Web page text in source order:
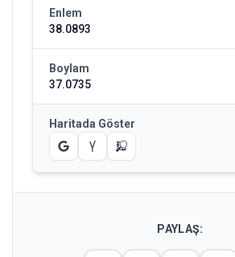
Enlem
38.0893
Boylam
37.0735
Haritada Göster
PAYLAŞ: